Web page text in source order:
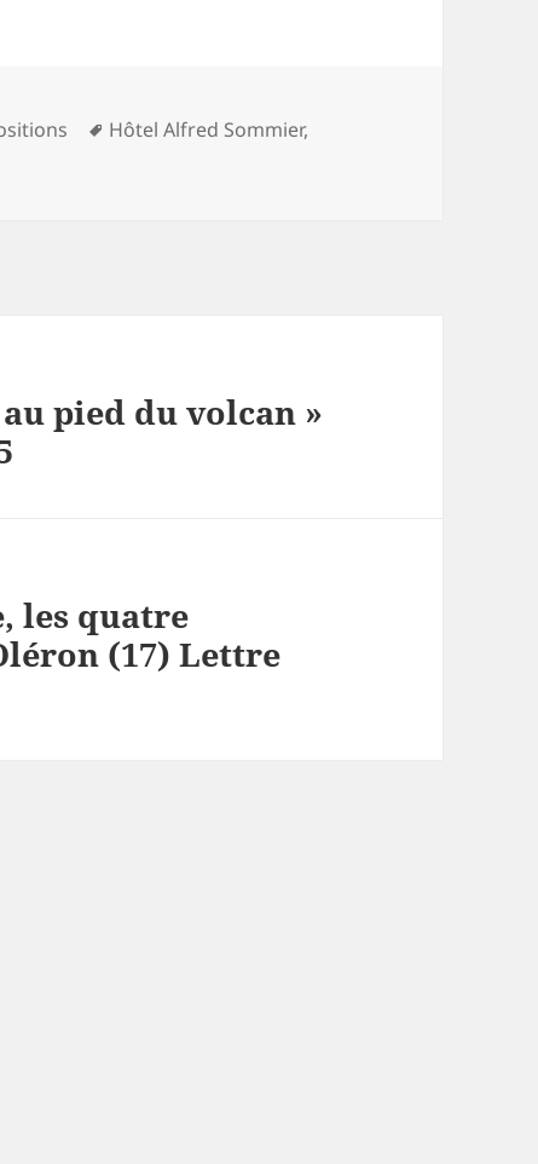
Mots-
Hôtel Alfred Sommier,
pied du volcan »
les quatre
(17) Lettre